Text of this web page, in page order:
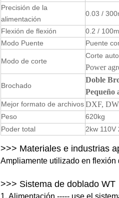
Precisión de la
alimentación
0.03 /
Flexión de flexión
0.2 /
Modo Puente
Puente
Modo de corte
Corte
Power
Brochado
Doble
Pequeño
Mejor formato de archivosDXF,
Peso 620kg
Poder total
2kw 110V
>>> Materiales e industrias
Ampliamente utilizado en flexión
>>> Sistema de doblado WT
1. Alimentación ----- use el